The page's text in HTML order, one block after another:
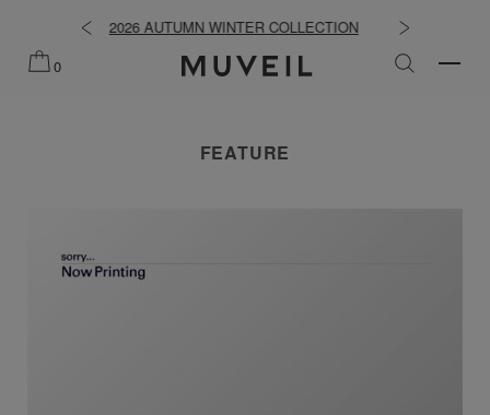
COLLECTION
2026 PREFALL COLLECTION
0
FEATURE